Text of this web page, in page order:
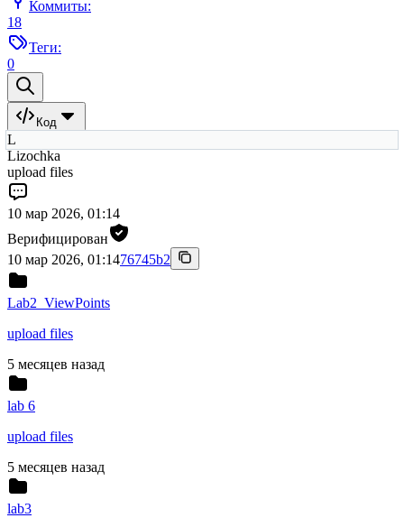
Коммиты:
18
Теги:
0
Код
L
Lizochka
upload files
10 мар 2026, 01:14
Верифицирован
10 мар 2026, 01:1476745b2
Lab2_ViewPoints
upload files
5 месяцев назад
lab 6
upload files
5 месяцев назад
lab3